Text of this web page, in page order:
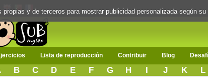
Lista de reproducción Contribuir Blog
B C D E F G H I J K L
propias y de terceros para mostrar publicidad personalizada según